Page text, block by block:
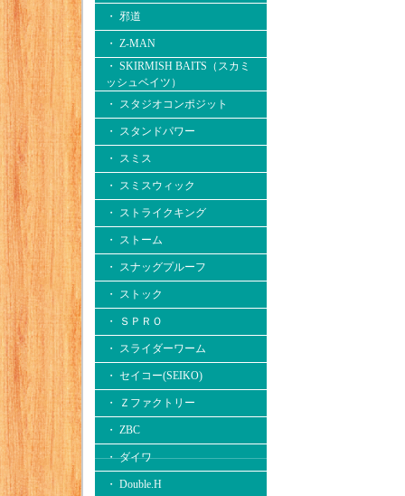
・ 邪道
・ Z-MAN
・ SKIRMISH BAITS（スカミ
ッシュベイツ）
・ スタジオコンポジット
・ スタンドパワー
・ スミス
・ スミスウィック
・ ストライクキング
・ ストーム
・ スナッグプルーフ
・ ストック
・ ＳＰＲＯ
・ スライダーワーム
・ セイコー(SEIKO)
・ Ｚファクトリー
・ ZBC
・ ダイワ
・ Double.H